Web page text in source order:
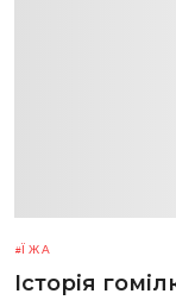
ЇЖА
Історія